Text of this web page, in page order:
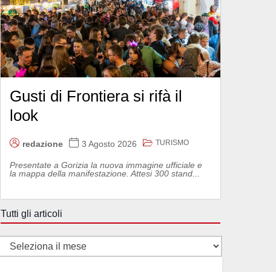
Gusti di Frontiera si rifà il
look
redazione 3 Agosto 2026 TURISMO
Presentate a Gorizia la nuova immagine ufficiale e
la mappa della manifestazione. Attesi 300 stand...
Tutti gli articoli
Tutti